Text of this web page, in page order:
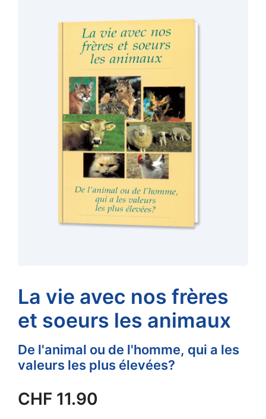
La vie avec nos frères
et soeurs les animaux
De l'animal ou de l'homme, qui a les
valeurs les plus élevées?
CHF 11.90